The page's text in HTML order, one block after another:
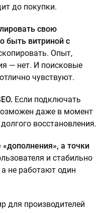
до покупки.
свою
быть витриной с
Опыт,
— нет. И поисковые
чувствуют.
Если подключать
даже в момент
восстановления.
а точки
и стабильно
не работают один
для производителей